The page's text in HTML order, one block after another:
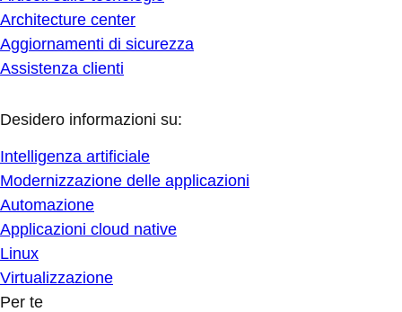
Architecture center
Aggiornamenti di sicurezza
Assistenza clienti
Desidero informazioni su:
Intelligenza artificiale
Modernizzazione delle applicazioni
Automazione
Applicazioni cloud native
Linux
Virtualizzazione
Per te